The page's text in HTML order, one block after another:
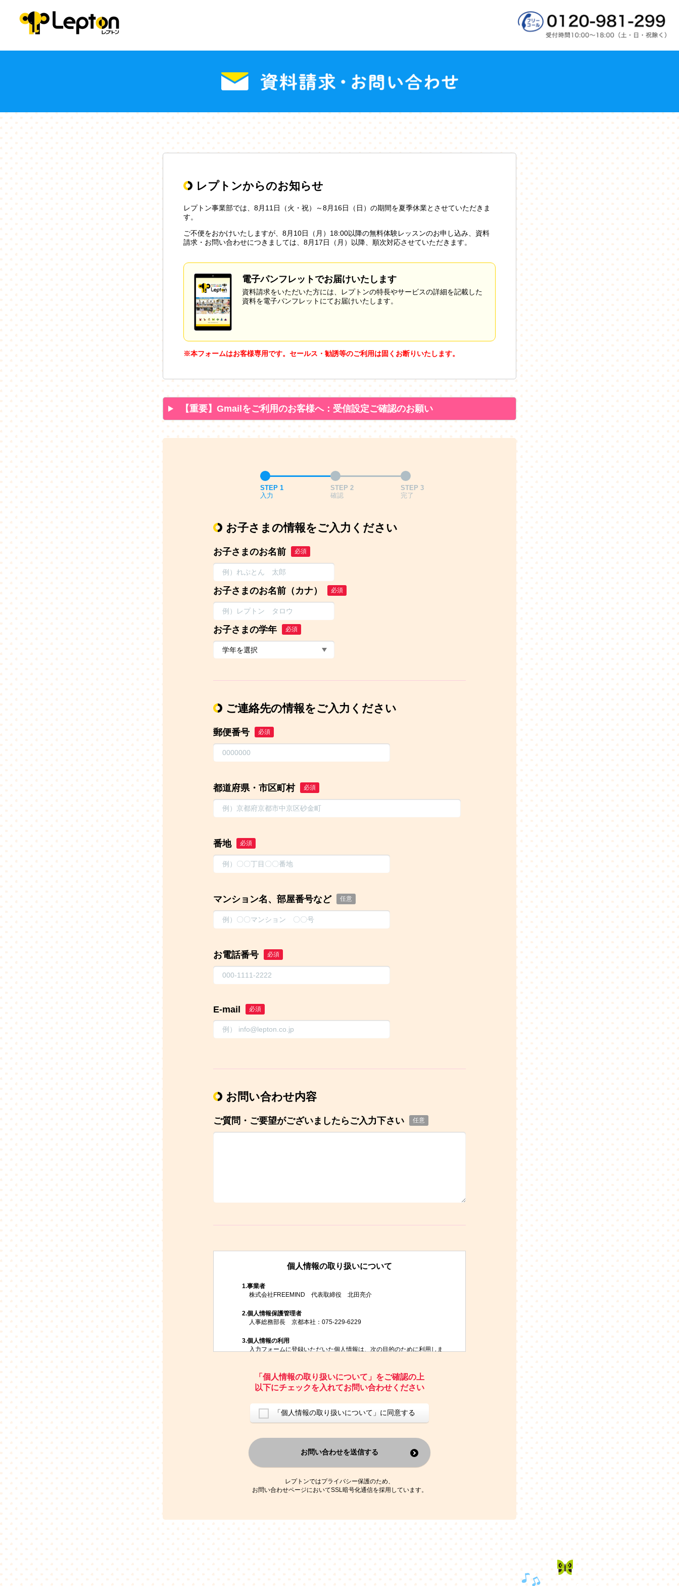
レプトンからのお知らせ
レプトン事業部では、8月11日（火・祝）～8月16日（日）の期間を夏季休業とさせていただきま
す。
ご不便をおかけいたしますが、8月10日（月）18:00以降の無料体験レッスンのお申し込み、資料
請求・お問い合わせにつきましては、8月17日（月）以降、順次対応させていただきます。
電子パンフレットでお届けいたします
資料請求をいただいた方には、レプトンの特長やサービスの詳細を記載した
資料を電子パンフレットにてお届けいたします。
※本フォームはお客様専用です。セールス・勧誘等のご利用は固くお断りいたします。
【重要】Gmailをご利用のお客様へ：受信設定ご確認のお願い
STEP 1
入力
STEP 2
確認
STEP 3
完了
お子さまの情報をご入力ください
お子さまのお名前 必須
お子さまのお名前（カナ） 必須
お子さまの学年 必須
ご連絡先の情報をご入力ください
郵便番号 必須
都道府県・市区町村 必須
番地 必須
マンション名、部屋番号など 任意
お電話番号 必須
E-mail 必須
お問い合わせ内容
ご質問・ご要望がございましたらご入力下さい 任意
個人情報の取り扱いについて
1.事業者
株式会社FREEMIND 代表取締役 北田亮介
2.個人情報保護管理者
人事総務部長 京都本社：075-229-6229
3.個人情報の利用
入力フォームに登録いただいた個人情報は、次の目的のために利用しま
お問い合わせにお答えするため
レプトンのキャンペーンや新商品（新サービス）、新規開講教室等を
ご案内するため
ご利用者の個人情報を、本人が特定されないデータに不可逆変換した
上で、広告・宣伝・販売促進活動に役立てること
なお、この利用目的を超えた個人情報の取扱いは行いません。また、こ
れ以外の目的で個人情報を利用することはありません。
※当社の保有する個人情報と第三者広告配信事業者が保有する個人情報
を、本人が特定されないデータに不可逆変換した上で第三者広告配信事
業者においてマッチングを行い、その結果に基づいて広告を配信するこ
4.
個人情報の第三者への提供
当社は、次の場合を除き、ご本人の同意なしに個人情報を第三者に提供
することはありません。
ご本人の同意がある場合
法令に基づく場合
人の生命、身体または財産の保護のために必要がある場合であって、
本人の同意を得ることが困難である場合
「個人情報の取り扱いについて」をご確認の上
以下にチェックを入れてお問い合わせください
「個人情報の取り扱いについて」に同意する
お問い合わせを送信する
レプトンではプライバシー保護のため、
お問い合わせページにおいてSSL暗号化通信を採用しています。